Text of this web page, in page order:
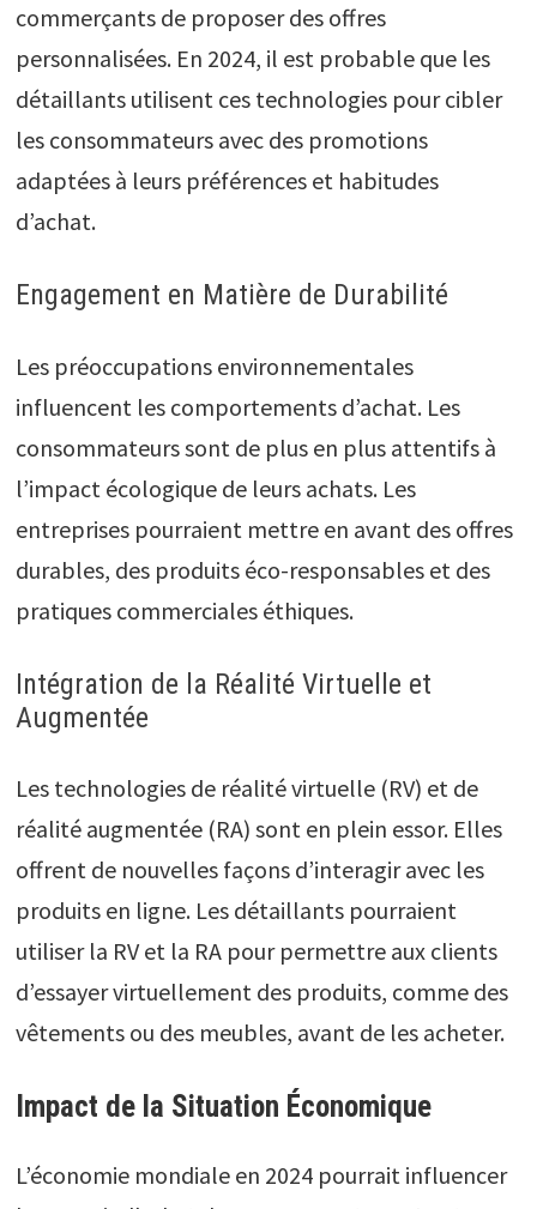
commerçants de proposer des offres
personnalisées. En 2024, il est probable que les
détaillants utilisent ces technologies pour cibler
les consommateurs avec des promotions
adaptées à leurs préférences et habitudes
d’achat.
Engagement en Matière de Durabilité
Les préoccupations environnementales
influencent les comportements d’achat. Les
consommateurs sont de plus en plus attentifs à
l’impact écologique de leurs achats. Les
entreprises pourraient mettre en avant des offres
durables, des produits éco-responsables et des
pratiques commerciales éthiques.
Intégration de la Réalité Virtuelle et
Augmentée
Les technologies de réalité virtuelle (RV) et de
réalité augmentée (RA) sont en plein essor. Elles
offrent de nouvelles façons d’interagir avec les
produits en ligne. Les détaillants pourraient
utiliser la RV et la RA pour permettre aux clients
d’essayer virtuellement des produits, comme des
vêtements ou des meubles, avant de les acheter.
Impact de la Situation Économique
L’économie mondiale en 2024 pourrait influencer